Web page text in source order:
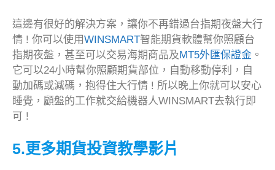
這邊有很好的解決方案，讓你不再錯過台指期夜盤大行
情 ! 你可以使用WINSMART智能期貨軟體幫你照顧台
指期夜盤，甚至可以交易海期商品及MT5外匯保證金 。
它可以24小時幫你照顧期貨部位，自動移動停利，自
動加碼或減碼，抱得住大行情 ! 所以晚上你就可以安心
睡覺，顧盤的工作就交給機器人WINSMART去執行即
可 !
5.更多期貨投資教學影片